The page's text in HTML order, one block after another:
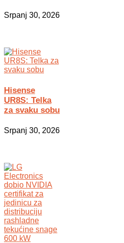
Srpanj 30, 2026
Hisense
UR8S: Telka
za svaku sobu
Srpanj 30, 2026